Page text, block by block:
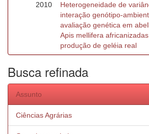
2010
Heterogeneidade de
interação genótipo-
avaliação genética em
Apis mellifera
produção de geléia real
Busca refinada
Assunto
Ciências Agrárias